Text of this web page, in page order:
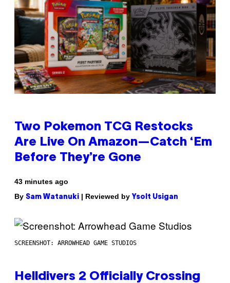
Two Pokemon TCG Restocks
Are Live On Amazon—Catch ‘Em
Before They’re Gone
43 minutes ago
By Sam Watanuki | Reviewed by Ysolt Usigan
SCREENSHOT: ARROWHEAD GAME STUDIOS
Helldivers 2 Officially Crossing